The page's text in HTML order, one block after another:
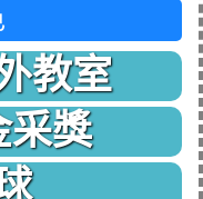
教室
采獎